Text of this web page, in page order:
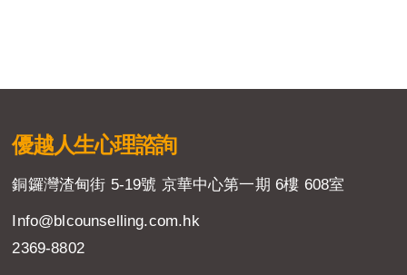
優越人生心理諮詢
銅鑼灣渣甸街 5-19號 京華中心第一期 6樓 608室
Info@blcounselling.com.hk
2369-8802